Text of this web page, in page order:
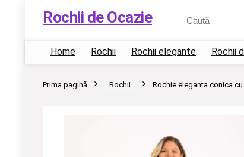
Rochii de Ocazie
Home Rochii Rochii elegante Rochii
Prima pagină Rochii Rochie eleganta conica